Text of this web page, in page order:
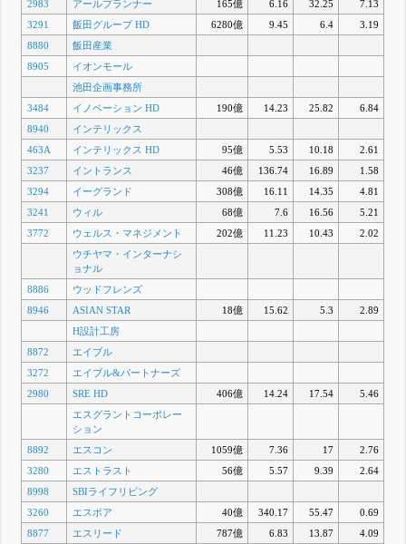
2983
アールプランナー 165億 6.16 32.25
7.13
3291
飯田グループ HD 6280億 9.45 6.4
3.19
8880
飯田産業
8905
イオンモール
池田企画事務所
3484
イノベーション HD 190億 14.23 25.82
6.84
8940
インテリックス
463A
インテリックス HD 95億 5.53 10.18
2.61
3237
イントランス 46億 136.74 16.89
1.58
3294
イーグランド 308億 16.11 14.35
4.81
3241
ウィル 68億 7.6 16.56
5.21
3772
ウェルス・マネジメント 202億 11.23 10.43
2.02
ウチヤマ・インターナシ
ョナル
8886
ウッドフレンズ
8946
ASIAN STAR 18億 15.62 5.3
2.89
H設計工房
8872
エイブル
3272
エイブル&パートナーズ
2980
SRE HD 406億 14.24 17.54
5.46
エスグラントコーポレー
ション
8892
エスコン 1059億 7.36 17
2.76
3280
エストラスト 56億 5.57 9.39
2.64
8998
SBIライフリビング
3260
エスポア 40億 340.17 55.47
0.69
8877
エスリード 787億 6.83 13.87
4.09